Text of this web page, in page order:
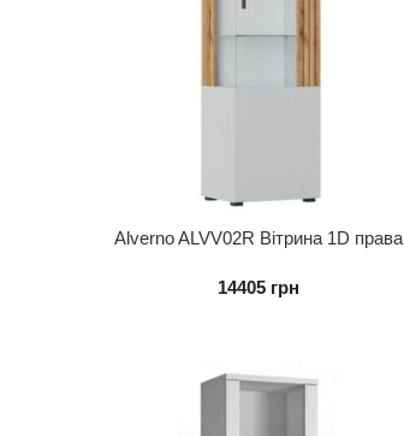
Alverno ALVV02R Вітрина 1D права
14405 грн